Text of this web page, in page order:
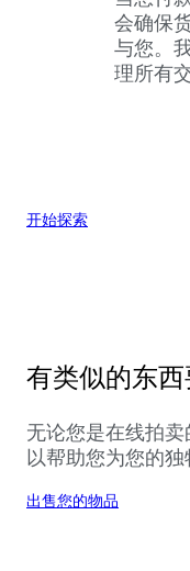
会确保
与您。
理所有
开始探索
有类似的东西
无论您是在线拍
以帮助您为您的独
出售您的物品